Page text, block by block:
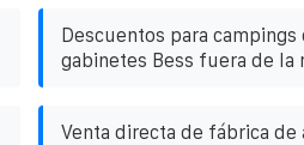
Descuentos para campings
gabinetes Bess fuera de la
Venta directa de fábrica de